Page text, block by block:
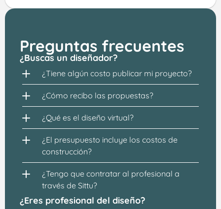
Preguntas frecuentes
¿Buscas un diseñador?
¿Tiene algún costo publicar mi proyecto?
¿Cómo recibo las propuestas?
¿Qué es el diseño virtual?
¿El presupuesto incluye los costos de
construcción?
¿Tengo que contratar al profesional a
través de Sittu?
¿Eres profesional del diseño?